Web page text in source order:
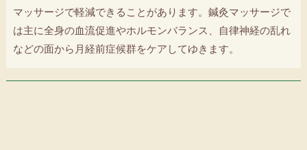
マッサージで軽減できることがあります。鍼灸マッサージで
は主に全身の血流促進やホルモンバランス、自律神経の乱れ
などの面から月経前症候群をケアしてゆきます。